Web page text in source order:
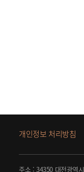
개인정보 처리방침
주소 : 34350 대전광역